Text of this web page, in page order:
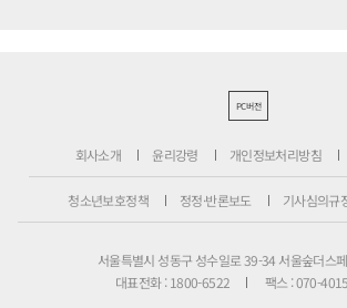
PC버전
회사소개 윤리강령 개인정보처리방침
청소년보호정책 정정·반론보도 기사심의규
서울특별시 성동구 성수일로 39-34 서울숲더스
대표전화 : 1800-6522
팩스 : 070-